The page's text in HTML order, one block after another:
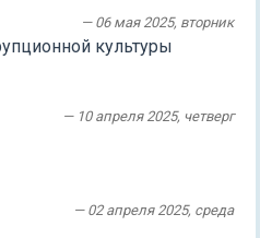
— 06 мая 2025, вторник
культуры
— 10 апреля 2025, четверг
— 02 апреля 2025, среда